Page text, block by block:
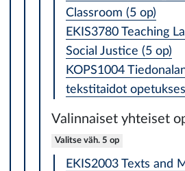
Classroom (5 op)
EKIS3780 Teaching
Social Justice (5 op)
KOPS1004
tekstitaidot
Valinnaiset yhteiset
Valitse väh. 5 op
EKIS2003 Texts and